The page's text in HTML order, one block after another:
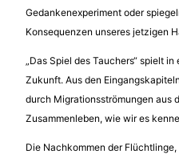
Gedankenexperiment oder
Konsequenzen unseres jetzigen
„Das Spiel des Tauchers“ spielt
Zukunft. Aus den
durch Migrationsströmungen aus
Zusammenleben, wie wir es
Die Nachkommen der